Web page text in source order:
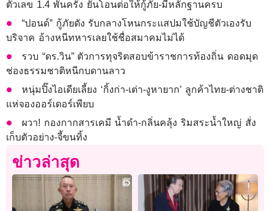
ตัวเลข 1.4 พันครั้ง ยันโอนต่อให้กู้ภัย-มีหลักฐานครบ
“ปอนด์” กู้ภัยดัง รับกลางโหนกระแสปมใช้บัญชีตัวเองรับ
บริจาค อ้างหนีทหารเลยใช้ชื่อสมาคมไม่ได้
รวบ “ดร.วิน” ตัวการทุจริตสอบข้าราชการท้องถิ่น ดอดมุด
ช่องธรรมชาติหนีกบดานลาว
หนุ่มปิ๊งไอเดียเลี้ยง ‘กิ้งก่า-เต่า-งูหายาก’ ลูกค้าไทย-ต่างชาติ
แห่จองออร์เดอร์เพียบ
ผวา! กองกากสารเคมี น้ำดำ-กลิ่นคลุ้ง ริมสระน้ำใหญ่ สั่ง
เก็บตัวอย่าง-จี้ขนทิ้ง
ข่าวล่าสุด